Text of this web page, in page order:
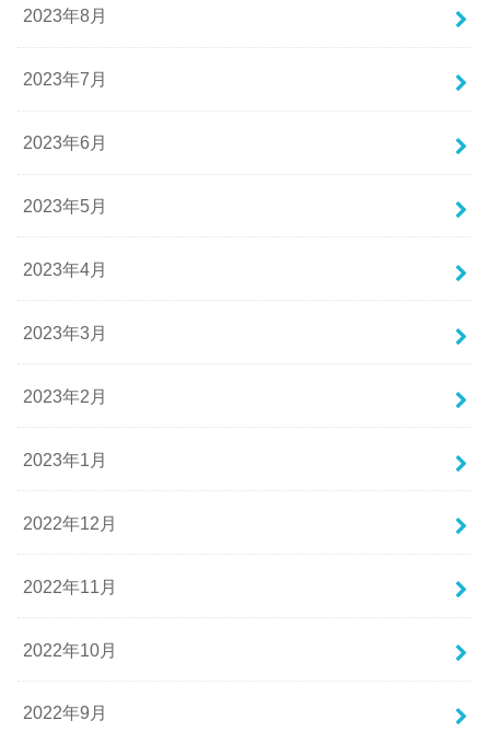
2023年8月
2023年7月
2023年6月
2023年5月
2023年4月
2023年3月
2023年2月
2023年1月
2022年12月
2022年11月
2022年10月
2022年9月